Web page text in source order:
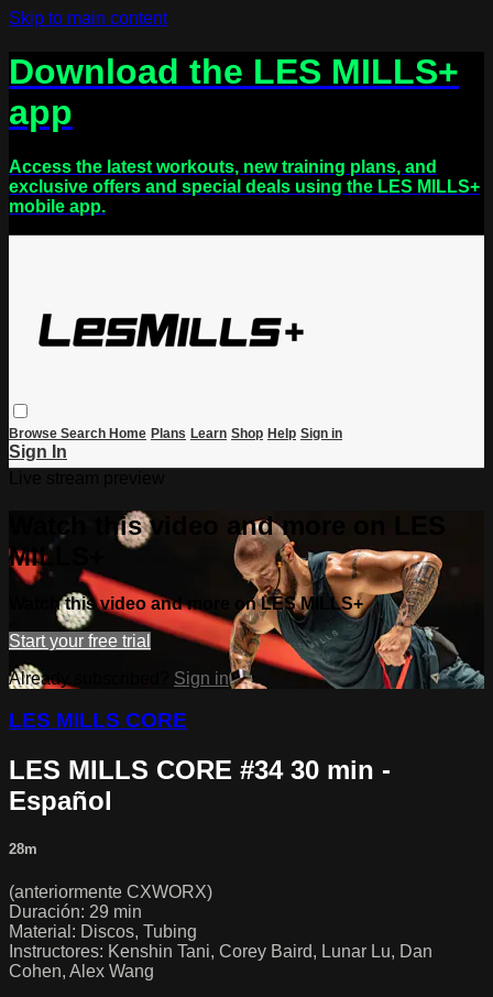
Skip to main content
Download the LES MILLS+
app
Access the latest workouts, new training plans, and
exclusive offers and special deals using the LES MILLS+
mobile app.
Browse Search Home Plans Learn Shop Help Sign in
Sign In
Watch this video and more on LES
MILLS+
Watch this video and more on LES MILLS+
Start your free trial
Already subscribed? Sign in
LES MILLS CORE
LES MILLS CORE #34 30 min -
Español
28m
(anteriormente CXWORX)
Duración: 29 min
Material: Discos, Tubing
Instructores: Kenshin Tani, Corey Baird, Lunar Lu, Dan
Cohen, Alex Wang